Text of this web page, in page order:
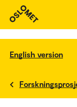
English version